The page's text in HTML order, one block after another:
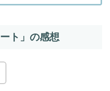
ト」の感想